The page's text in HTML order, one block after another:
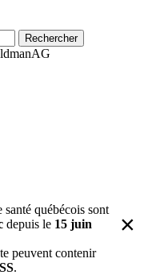
Rechercher
santé québécois sont
depuis le 15 juin
peuvent contenir
.
×